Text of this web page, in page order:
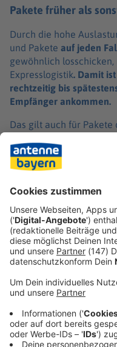
Pakete früher als
Durch die hohe
und Pakete auf jeden
gewöhnlich
Expresslogistik. Damit
rechtzeitig bis
Empfänger ankommen.
Das gilt auch für
am Samstag keine
dass euer Paket früher